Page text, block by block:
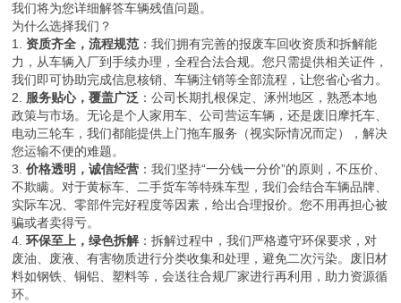
我们将为您详细解答车辆残值问题。
为什么选择我们？
1. 资质齐全，流程规范 ：我们拥有完善的报废车回收资质和拆解能
力，从车辆入厂到手续办理，全程合法合规。您只需提供相关证件，
我们即可协助完成信息核销、车辆注销等全部流程，让您省心省力。
2. 服务贴心，覆盖广泛 ：公司长期扎根保定、涿州地区，熟悉本地
政策与市场。无论是个人家用车、公司营运车辆，还是废旧摩托车、
电动三轮车，我们都能提供上门拖车服务（视实际情况而定），解决
您运输不便的难题。
3.价格透明，诚信经营 ：我们坚持“一分钱一分价”的原则，不压价、
不欺瞒。对于黄标车、二手货车等特殊车型，我们会结合车辆品牌、
实际车况、零部件完好程度等因素，给出合理报价。您不用再担心被
骗或者卖得亏。
4.环保至上，绿色拆解：拆解过程中，我们严格遵守环保要求，对
废油、废液、有害物质进行分类收集和处理，避免二次污染。废旧材
料如钢铁、铜铝、塑料等，会送往合规厂家进行再利用，助力资源循
环。